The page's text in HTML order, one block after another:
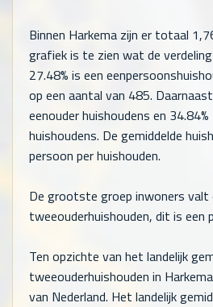
Binnen Harkema zijn er totaal
grafiek is te zien wat de
27.48% is een
op een aantal van 485.
eenouder huishoudens en
huishoudens. De gemiddelde
persoon per huishouden.
De grootste groep inwoners valt
tweeouderhuishouden, dit is een
Ten opzichte van het landelijk
tweeouderhuishouden in
van Nederland. Het landelijk